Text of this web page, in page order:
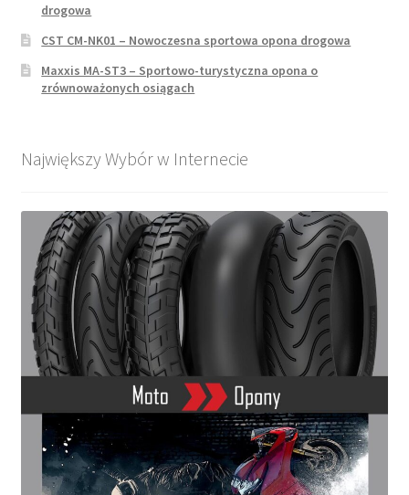
drogowa
CST CM-NK01 – Nowoczesna sportowa opona drogowa
Maxxis MA-ST3 – Sportowo-turystyczna opona o
zrównoważonych osiągach
Największy Wybór w Internecie